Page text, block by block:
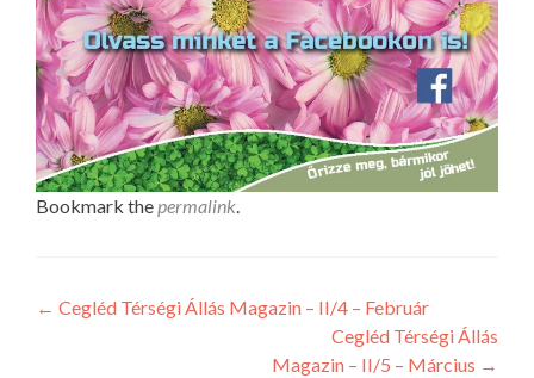
Bookmark thepermalink.
Bejegyzés
← Cegléd Térségi Állás Magazin – II/4 – Február
Cegléd Térségi Állás
Magazin – II/5 – Március →